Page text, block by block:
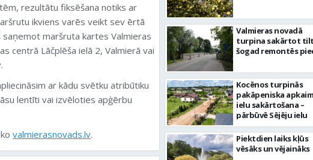
rezultātu fiksēšana notiks ar
ikviens varēs veikt sev ērtā
saņemot maršruta kartes Valmieras
centrā Lāčplēša ielā 2, Valmierā vai
ar kādu svētku atribūtiku
lentīti vai izvēloties apģērbu
valmierasnovads.lv.
Valmieras novadā
turpina sakārtot
šogad remontēs
Kocēnos turpinās
pakāpeniska
ielu sakārtošana –
pārbūvē Sējēju ielu
Piektdien laiks kļūs
vēsāks un vējaināks